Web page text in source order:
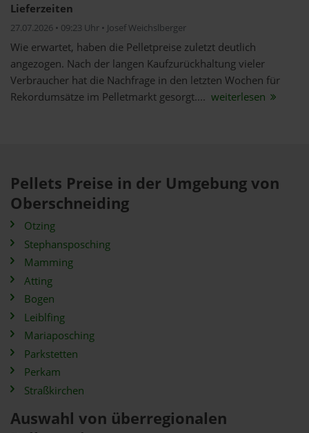
Lieferzeiten
27.07.2026 • 09:23 Uhr • Josef Weichslberger
Wie erwartet, haben die Pelletpreise zuletzt deutlich
angezogen. Nach der langen Kaufzurückhaltung vieler
Verbraucher hat die Nachfrage in den letzten Wochen für
Rekordumsätze im Pelletmarkt gesorgt.... weiterlesen
Pellets Preise in der Umgebung von
Oberschneiding
Otzing
Stephansposching
Mamming
Atting
Bogen
Leiblfing
Mariaposching
Parkstetten
Perkam
Straßkirchen
Auswahl von überregionalen